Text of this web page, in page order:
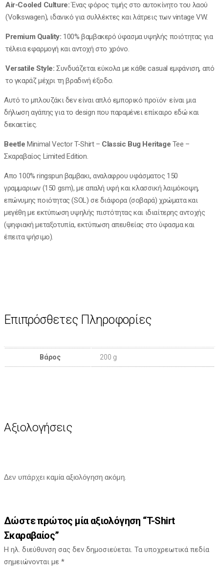
Air-Cooled Culture:Ένας φόρος τιμής στο αυτοκίνητο του λαού
(Volkswagen), ιδανικό για συλλέκτες και λάτρεις των vintage VW.
Premium Quality: 100% βαμβακερό ύφασμα υψηλής ποιότητας για
τέλεια εφαρμογή και αντοχή στο χρόνο.
Versatile Style: Συνδυάζεται εύκολα με κάθε casual εμφάνιση, από
το γκαράζ μέχρι τη βραδινή έξοδο.
Αυτό το μπλουζάκι δεν είναι απλό εμπορικό προϊόν· είναι μια
δήλωση αγάπης για το design που παραμένει επίκαιρο εδώ και
δεκαετίες.
Beetle Minimal Vector T-Shirt – Classic Bug Heritage Tee –
Σκαραβαίος Limited Edition.
Απο 100% ringspun βαμβακι, αναλαφρου υφάσματος 150
γραμμαριων (150 gsm), με απαλή υφή και κλασσική λαιμόκοψη,
επώνυμης ποιότητας (SOL) σε διάφορα (σοβαρά) χρώματα και
μεγέθη με εκτύπωση υψηλής πιστότητας και ιδιαίτερης αντοχής
(ψηφιακή μεταξοτυπία, εκτύπωση απευθείας στο ύφασμα και
έπειτα ψήσιμο).
Επιπρόσθετες Πληροφορίες
Βάρος 200 g
Αξιολογήσεις
Δεν υπάρχει καμία αξιολόγηση ακόμη.
Δώστε πρώτος μία αξιολόγηση “T-Shirt
Σκαραβαίος”
Η ηλ. διεύθυνση σας δεν δημοσιεύεται. Τα υποχρεωτικά πεδία
σημειώνονται με *